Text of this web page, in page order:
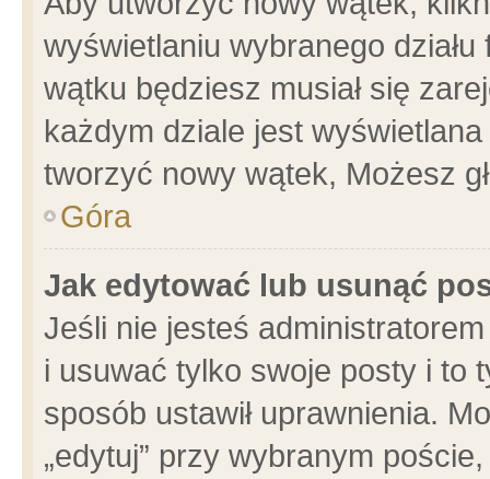
wyświetlaniu wybranego
wątku będziesz musiał się
każdym dziale jest
tworzyć nowy wątek, Możesz
Góra
Jak edytować lub usunąć
Jeśli nie jesteś
i usuwać tylko swoje posty i to
sposób ustawił uprawnienia.
„edytuj” przy wybranym